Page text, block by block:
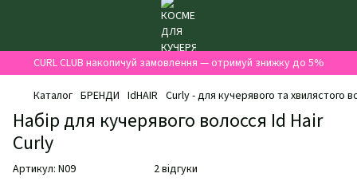
CURL CLUB накопичуй замовлення — отримуй знижку до 5%
Каталог БРЕНДИ IdHAIR Curly - для кучерявого та хвилястого
Набір для кучерявого волосся Id Hair
Curly
Артикул: N09 2 відгуки